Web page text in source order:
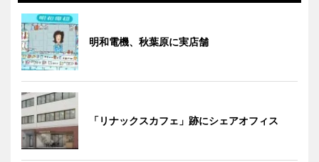
明和電機、秋葉原に実店舗
「リナックスカフェ」跡にシェアオフィス